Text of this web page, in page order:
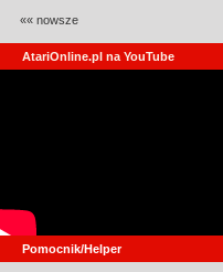
«« nowsze
AtariOnline.pl na YouTube
Pomocnik/Helper